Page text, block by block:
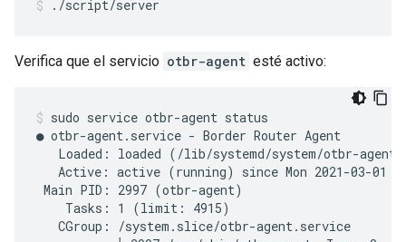
./script/server
Verifica que el servicio otbr-agent esté activo:
sudo service otbr-agent status
● otbr-agent.service - Border Router Agent
Loaded: loaded (/lib/systemd/system/otbr-
Active: active (running) since Mon 2021-03-01
Main PID: 2997 (otbr-agent)
    Tasks: 1 (limit: 4915)
   CGroup: /system.slice/otbr-agent.service